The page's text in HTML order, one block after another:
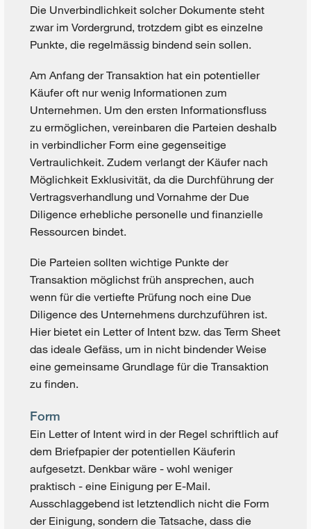
Die Unverbindlichkeit solcher Dokumente steht
zwar im Vordergrund, trotzdem gibt es einzelne
Punkte, die regelmässig bindend sein sollen.
Am Anfang der Transaktion hat ein potentieller
Käufer oft nur wenig Informationen zum
Unternehmen. Um den ersten Informationsfluss
zu ermöglichen, vereinbaren die Parteien deshalb
in verbindlicher Form eine gegenseitige
Vertraulichkeit. Zudem verlangt der Käufer nach
Möglichkeit Exklusivität, da die Durchführung der
Vertragsverhandlung und Vornahme der Due
Diligence erhebliche personelle und finanzielle
Ressourcen bindet.
Die Parteien sollten wichtige Punkte der
Transaktion möglichst früh ansprechen, auch
wenn für die vertiefte Prüfung noch eine Due
Diligence des Unternehmens durchzuführen ist.
Hier bietet ein Letter of Intent bzw. das Term Sheet
das ideale Gefäss, um in nicht bindender Weise
eine gemeinsame Grundlage für die Transaktion
zu finden.
Form
Ein Letter of Intent wird in der Regel schriftlich auf
dem Briefpapier der potentiellen Käuferin
aufgesetzt. Denkbar wäre - wohl weniger
praktisch - eine Einigung per E-Mail.
Ausschlaggebend ist letztendlich nicht die Form
der Einigung, sondern die Tatsache, dass die